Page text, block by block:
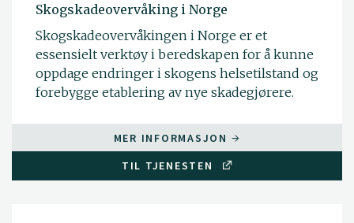
Skogskadeovervåking i Norge
Skogskadeovervåkingen i Norge er et
essensielt verktøy i beredskapen for å kunne
oppdage endringer i skogens helsetilstand og
forebygge etablering av nye skadegjørere.
MER INFORMASJON
TIL TJENESTEN